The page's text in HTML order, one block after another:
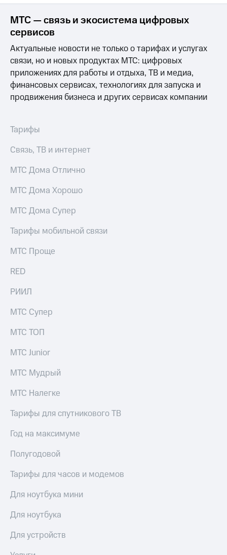
Новости
в
регионе
и акционерам
Корпоративное
управление
Корпоративный
секретарь
Раскрытие
ПАО
Собрания
Личный
акционера
Акционерный
капитал
и
аудит
приобретения
выкупа
Дивиденды
облигаций
Описание
Уведомление
о
погашении
именных
облигаций
Другое
Регистратор
Реквизиты
Контакты
деловая этика
МТС — связь и экосистема цифровых
сервисов
Актуальные новости не только о тарифах и услугах
связи, но и новых продуктах МТС: цифровых
приложениях для работы и отдыха, ТВ и медиа,
финансовых сервисах, технологиях для запуска и
продвижения бизнеса и других сервисах компании
Тарифы
Связь, ТВ и интернет
МТС Дома Отлично
МТС Дома Хорошо
МТС Дома Супер
Тарифы мобильной связи
МТС Проще
RED
РИИЛ
МТС Супер
МТС ТОП
МТС Junior
МТС Мудрый
МТС Налегке
Тарифы для спутникового ТВ
Год на максимуме
Полугодовой
Тарифы для часов и модемов
Для ноутбука мини
Для ноутбука
Для устройств